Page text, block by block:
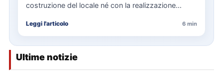
costruzione del locale né con la realizzazione
Leggi l'articolo 6 min
Ultime notizie